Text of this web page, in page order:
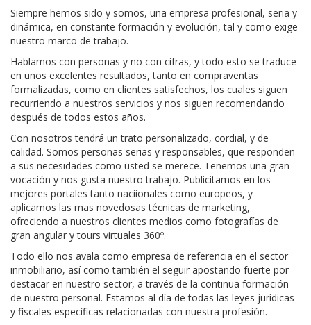
Siempre hemos sido y somos, una empresa profesional, seria y
dinámica, en constante formación y evolución, tal y como exige
nuestro marco de trabajo.
Hablamos con personas y no con cifras, y todo esto se traduce
en unos excelentes resultados, tanto en compraventas
formalizadas, como en clientes satisfechos, los cuales siguen
recurriendo a nuestros servicios y nos siguen recomendando
después de todos estos años.
Con nosotros tendrá un trato personalizado, cordial, y de
calidad. Somos personas serias y responsables, que responden
a sus necesidades como usted se merece. Tenemos una gran
vocación y nos gusta nuestro trabajo. Publicitamos en los
mejores portales tanto naciionales como europeos, y
aplicamos las mas novedosas técnicas de marketing,
ofreciendo a nuestros clientes medios como fotografías de
gran angular y tours virtuales 360º.
Todo ello nos avala como empresa de referencia en el sector
inmobiliario, así como también el seguir apostando fuerte por
destacar en nuestro sector, a través de la continua formación
de nuestro personal. Estamos al día de todas las leyes jurídicas
y fiscales específicas relacionadas con nuestra profesión.